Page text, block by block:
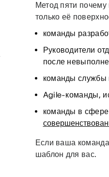
Метод пяти почему
только её
команды
Руководители
после
команды службы
Agile-команды,
команды в
Если ваша
шаблон для вас.